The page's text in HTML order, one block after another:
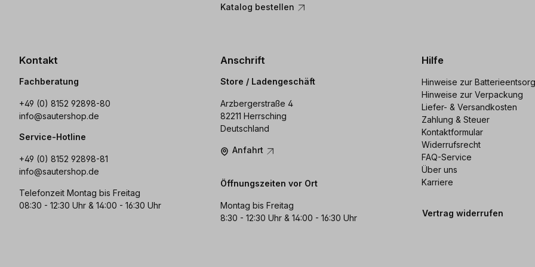
Katalog bestellen
Kontakt
Fachberatung
+49 (0) 8152 92898-80
info@sautershop.de
Service-Hotline
+49 (0) 8152 92898-81
info@sautershop.de
Telefonzeit Montag bis Freitag
08:30 - 12:30 Uhr & 14:00 - 16:30 Uhr
Anschrift
Store / Ladengeschäft
Arzbergerstraße 4
82211 Herrsching
Deutschland
Anfahrt
Öffnungszeiten vor Ort
Montag bis Freitag
8:30 - 12:30 Uhr & 14:00 - 16:30 Uhr
Hilfe
Hinweise zur
Hinweise zur Verpackung
Liefer- & Versandkosten
Zahlung & Steuer
Kontaktformular
Widerrufsrecht
FAQ-Service
Über uns
Karriere
Vertrag widerrufen